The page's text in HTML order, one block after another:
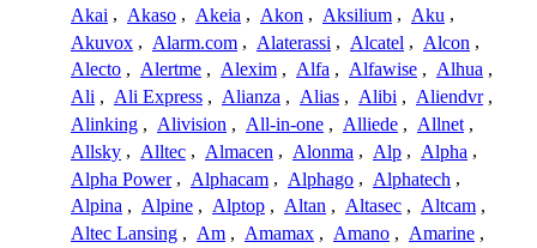
Akai , Akaso , Akeia , Akon , Aksilium , Aku ,
Akuvox , Alarm.com , Alaterassi , Alcatel , Alcon ,
Alecto , Alertme , Alexim , Alfa , Alfawise , Alhua ,
Ali , Ali Express , Alianza , Alias , Alibi , Aliendvr ,
Alinking , Alivision , All-in-one , Alliede , Allnet ,
Allsky , Alltec , Almacen , Alonma , Alp , Alpha ,
Alpha Power , Alphacam , Alphago , Alphatech ,
Alpina , Alpine , Alptop , Altan , Altasec , Altcam ,
Altec Lansing , Am , Amamax , Amano , Amarine ,